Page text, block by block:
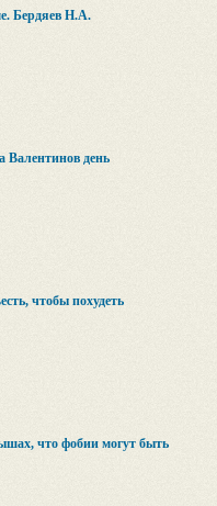
Бердяев Н.А.
Валентинов день
чтобы похудеть
что фобии могут быть